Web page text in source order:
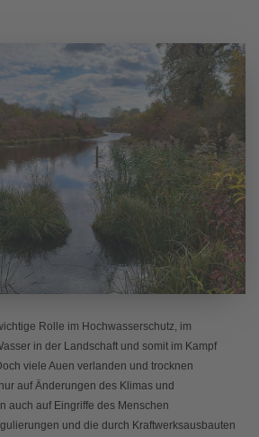
Rolle im Hochwasserschutz, im
in der Landschaft und somit im Kampf
viele Auen verlanden und trocknen
auf Änderungen des Klimas und
auch auf Eingriffe des Menschen
und die durch Kraftwerksausbauten